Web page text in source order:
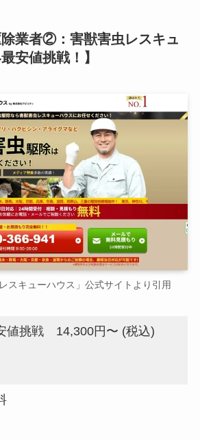
業者②：害獣害虫レスキュ
安値挑戦！】
スキューハウス」公式サイトより引用
値挑戦 14,300円〜 (税込)